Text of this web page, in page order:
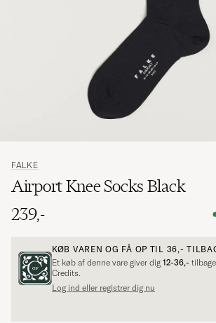
FALKE
Airport Knee Socks Black
239,-
KØB VAREN OG FÅ OP TIL 36,-
Et køb af denne vare giver dig 12-36,-
Credits.
Log ind eller registrer dig nu